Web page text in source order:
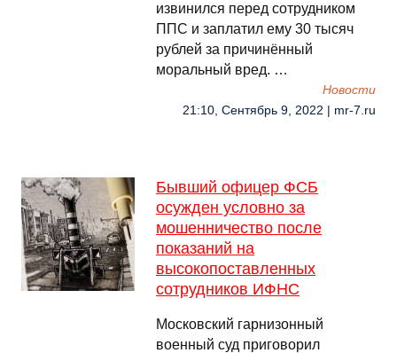
извинился перед сотрудником
ППС и заплатил ему 30 тысяч
рублей за причинённый
моральный вред. …
Новости
21:10, Сентябрь 9, 2022 | mr-7.ru
Бывший офицер ФСБ
осужден условно за
мошенничество после
показаний на
высокопоставленных
сотрудников ИФНС
Московский гарнизонный
военный суд приговорил